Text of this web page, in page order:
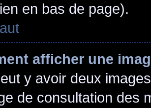
en bas de page).
afficher une
y avoir deux
de consultation des